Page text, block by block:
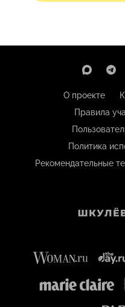
О проекте
Правила
Политика
Рекомендательные